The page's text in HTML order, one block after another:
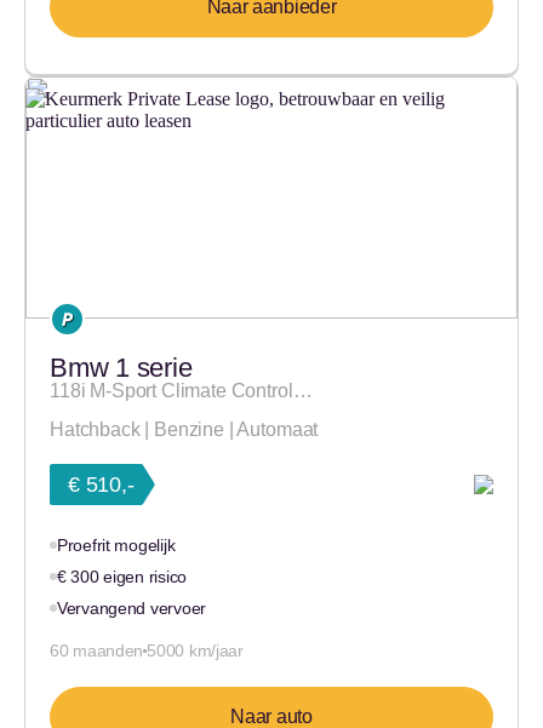
Naar aanbieder
Bmw 1 serie
118i M-Sport Climate Control…
Hatchback | Benzine | Automaat
€ 510,-
Proefrit mogelijk
€ 300 eigen risico
Vervangend vervoer
60 maanden 5000 km/jaar
Naar auto